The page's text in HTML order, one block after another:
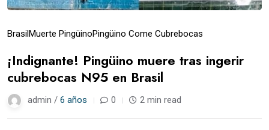
Brasil Muerte PingüinoPingüino Come Cubrebocas
¡Indignante! Pingüino muere tras ingerir
cubrebocas N95 en Brasil
admin / 6 años 0 2 min read